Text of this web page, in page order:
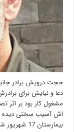
حجت درویش برادر
دعا و نیایش برای
مشغول کار بود بر اثر
بیمارستان 17 شهریور شهرستان آمل بستری …